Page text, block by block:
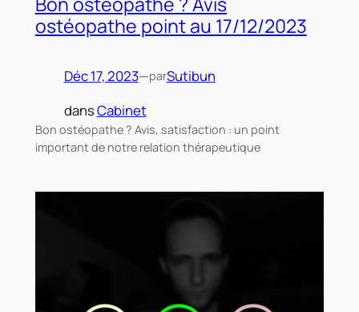
ostéopathe point au 17/12/2023
Déc 17, 2023—parSutibun
dansCabinet
Bon ostéopathe ? Avis, satisfaction : un point
important de notre relation thérapeutique